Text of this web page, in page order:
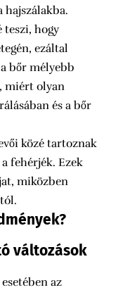
hajszálakba.
teszi, hogy
ezáltal
bőr mélyebb
miért olyan
és a bőr
közé tartoznak
fehérjék. Ezek
miközben
változások
az